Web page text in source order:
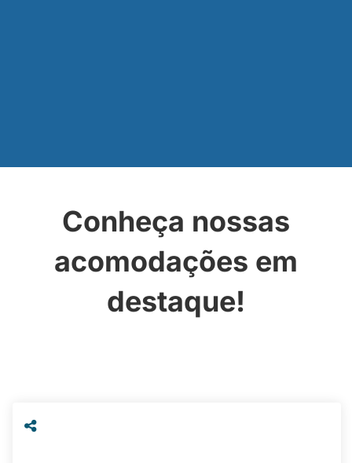
Conheça nossas
acomodações em
destaque!